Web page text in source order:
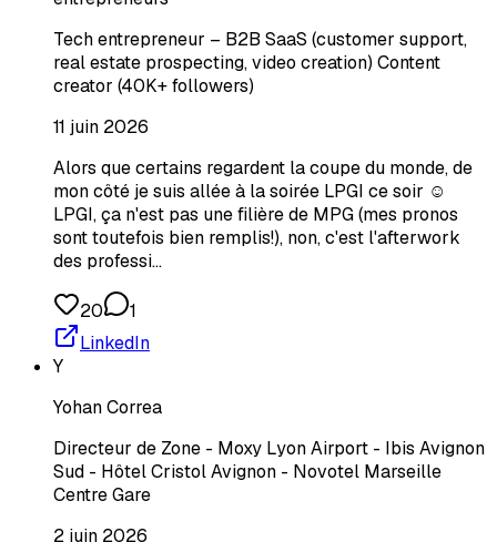
Tech entrepreneur – B2B SaaS (customer support,
real estate prospecting, video creation) Content
creator (40K+ followers)
11 juin 2026
Alors que certains regardent la coupe du monde, de
mon côté je suis allée à la soirée LPGI ce soir ☺️
LPGI, ça n'est pas une filière de MPG (mes pronos
sont toutefois bien remplis!), non, c'est l'afterwork
des professi…
20
1
LinkedIn
Y
Yohan Correa
Directeur de Zone - Moxy Lyon Airport - Ibis Avignon
Sud - Hôtel Cristol Avignon - Novotel Marseille
Centre Gare
2 juin 2026